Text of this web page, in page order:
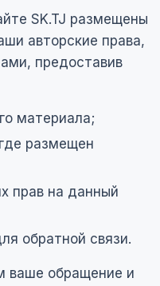
SK.TJ размещены
авторские права,
предоставив
материала;
размещен
прав на данный
обратной связи.
ваше обращение и